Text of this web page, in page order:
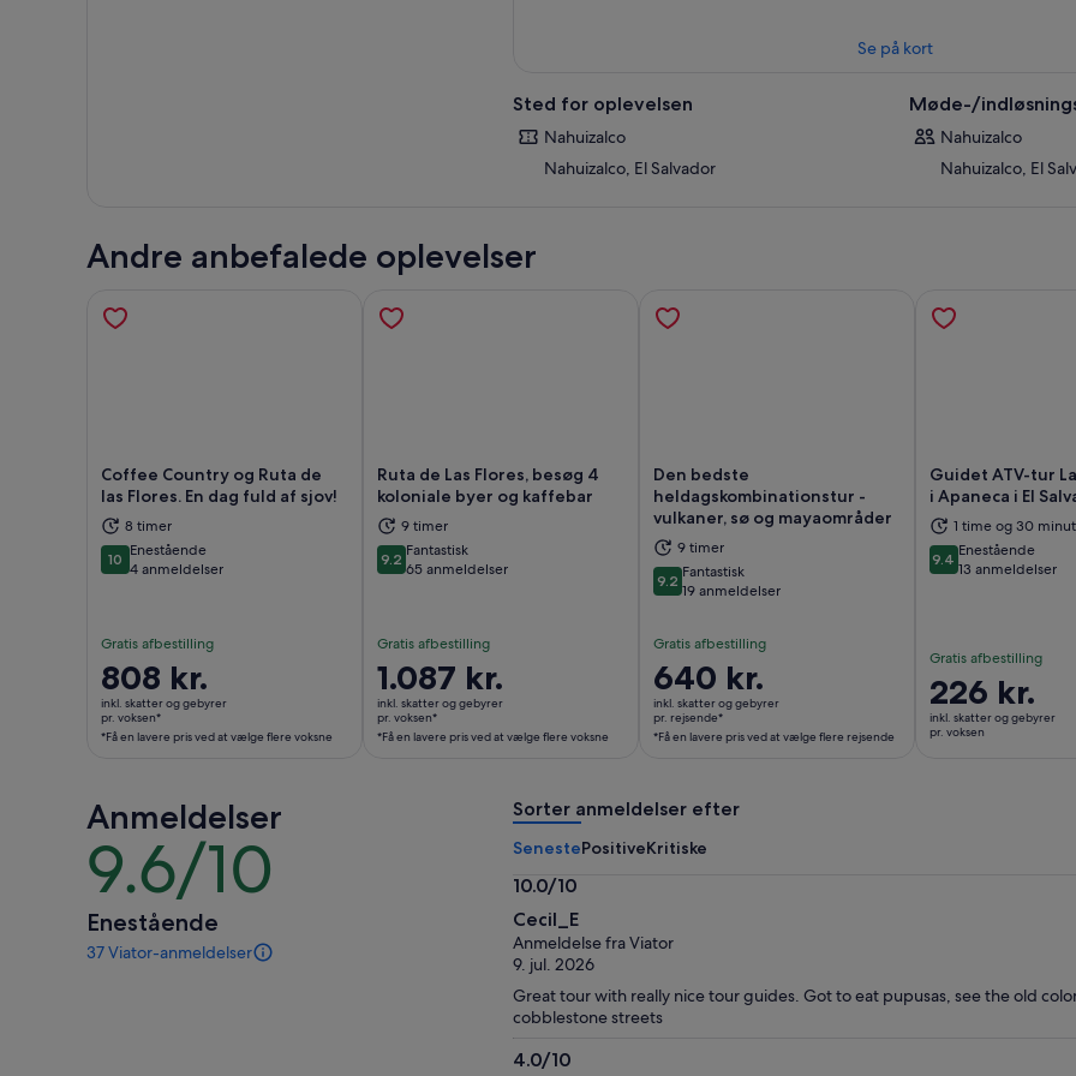
Se på kort
Sted for oplevelsen
Nahuizalco
Nahuizalco, El Salvador
Møde-/
Nahuizalco
Nahuizalco, El
Andre anbefalede oplevelser
Coffee Country og Ruta de
las Flores. En dag fuld af sjov!
8 timer
1010 ud af 10
Enestående
4 anmeldelser
Gratis afbestilling
Prisen
er
808 kr.
pr.
en
lavere
pris
ved
at
vælge
808 kr.
inkl. skatter og gebyrer
pr. voksen*
*Få en lavere pris ved at vælge flere voksne
Åbner i en ny fane
Ruta de Las Flores, besøg 4
koloniale byer og kaffebar
9 timer
9.29.2 ud af 10
Fantastisk
65 anmeldelser
Gratis afbestilling
Prisen
er
1.087 kr.
pr.
1.087 kr.
inkl. skatter og gebyrer
pr. voksen*
*Få en lavere pris ved at vælge flere voksne
Åbner i en ny fane
Den bedste
heldagskombinationstur -
vulkaner, sø og mayaområder
9 timer
9.29.2 ud af 10
Fantastisk
19 anmeldelser
Gratis afbestilling
Prisen
er
640 kr.
pr.
*Få
en
lavere
vælge
rejsende
640 kr.
inkl. skatter og gebyrer
pr. rejsende*
*Få en lavere pris ved at vælge flere rejsende
Åbner i en ny fane
Guidet ATV-tur
i Apaneca i El
1 time og 30
9.49.4 ud af 10
Enestående
13 anmeldelser
Gratis afbestilling
Prisen
er
226 kr.
226 kr.
inkl. skatter og gebyrer
pr. voksen
Anmeldelser
9.6/10
9.6
ud
af
10
Enestående
37 Viator-anmeldelser
37
Sorter anmeldelser efter
SenestePositiveKritiske
10.0/10
10.0
ud
af
10
Cecil_E
Anmeldelse fra Viator
9. jul. 2026
Great tour with really nice tour guides. Got to eat pupusas, see the old
cobblestone streets
4.0/10